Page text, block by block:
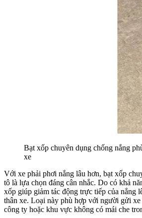
Bạt xốp chuyên dụng chống nắng
xe
Với xe phải phơi nắng lâu hơn, bạt xốp
tô là lựa chọn đáng cân nhắc. Do có khả
xốp giúp giảm tác động trực tiếp của nắng
thân xe. Loại này phù hợp với người gửi xe
công ty hoặc khu vực không có mái che